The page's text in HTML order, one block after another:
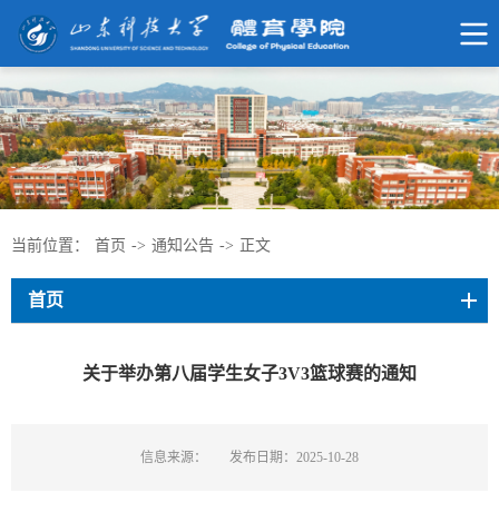
当前位置： 首页 -> 通知公告 -> 正文
首页
关于举办第八届学生女子3V3篮球赛的通知
信息来源： 发布日期：2025-10-28